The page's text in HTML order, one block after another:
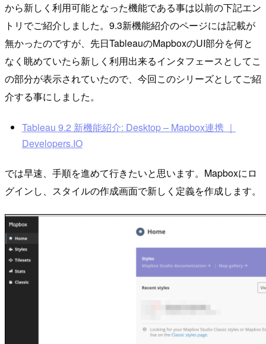
から新しく利用可能となった機能である事は以前の下記エン
トリでご紹介しました。9.3新機能紹介のページには記載が
無かったのですが、先日TableauのMapboxのUI部分を何と
なく眺めていたら新しく利用出来るインタフェースとしてこ
の部分が表示されていたので、今回このシリーズとしてご紹
介する事にしました。
Tableau 9.2 新機能紹介: Desktop – Mapbox連携 ｜
Developers.IO
では早速、手順を進めて行きたいと思います。Mapboxにロ
グインし、スタイルの作成画面で新しく定義を作成します。